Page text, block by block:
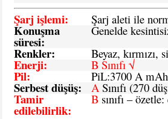
Şarj işlemi: Şarj aleti ile
Konuşma
süresi:
Genelde
Renkler: Beyaz,
Enerji: B Sınıfı √
Pil: PiL:3700 A mAh
Serbest düşüş: ASınıfı (270
Tamir
edilebilirlik:
B sınıfı –